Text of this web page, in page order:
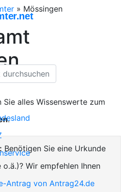
» Mössingen
alles Wissenswerte zum
.
Benötigen Sie eine Urkunde
Wir empfehlen Ihnen
Antrag von Antrag24.de